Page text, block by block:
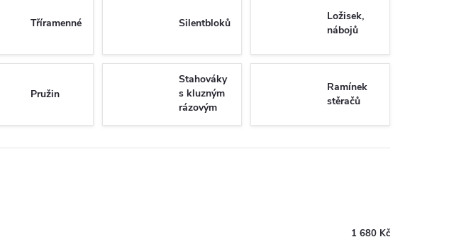
Tříramenné Silentbloků
Ložisek,
nábojů
Pružin
Stahováky
s kluzným
rázovým
kladivem
Ramínek
stěračů
1 680 Kč